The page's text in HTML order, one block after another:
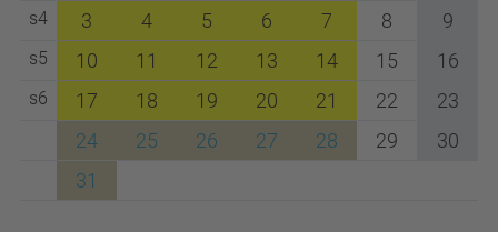
s4 3 4 5 6 7 8 9
s5 10 11 12 13 14 15 16
s6 17 18 19 20 21 22
23
24
25 26 27 28 29
30
31